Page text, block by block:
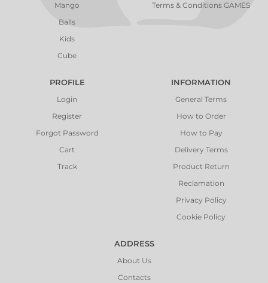
Mango
Balls
Kids
Cube
Terms & Conditions GAMES
PROFILE
Login
Register
Forgot Password
Cart
Track
INFORMATION
General Terms
How to Order
How to Pay
Delivery Terms
Product Return
Reclamation
Privacy Policy
Cookie Policy
ADDRESS
About Us
Contacts